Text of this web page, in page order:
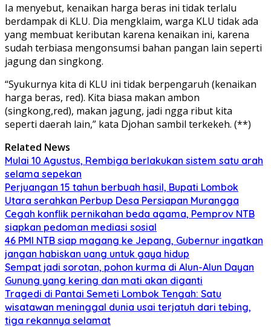
Ia menyebut, kenaikan harga beras ini tidak terlalu
berdampak di KLU. Dia mengklaim, warga KLU tidak ada
yang membuat keributan karena kenaikan ini, karena
sudah terbiasa mengonsumsi bahan pangan lain seperti
jagung dan singkong.
“Syukurnya kita di KLU ini tidak berpengaruh (kenaikan
harga beras, red). Kita biasa makan ambon
(singkong,red), makan jagung, jadi ngga ribut kita
seperti daerah lain,” kata Djohan sambil terkekeh. (**)
Related News
Mulai 10 Agustus, Rembiga berlakukan sistem satu arah
selama sepekan
Perjuangan 15 tahun berbuah hasil, Bupati Lombok
Utara serahkan Perbup Desa Persiapan Murangga
Cegah konflik pernikahan beda agama, Pemprov NTB
siapkan pedoman mediasi sosial
46 PMI NTB siap magang ke Jepang, Gubernur ingatkan
jangan habiskan uang untuk gaya hidup
Sempat jadi sorotan, pohon kurma di Alun-Alun Dayan
Gunung yang kering dan mati akan diganti
Tragedi di Pantai Semeti Lombok Tengah: Satu
wisatawan meninggal dunia usai terjatuh dari tebing,
tiga rekannya selamat